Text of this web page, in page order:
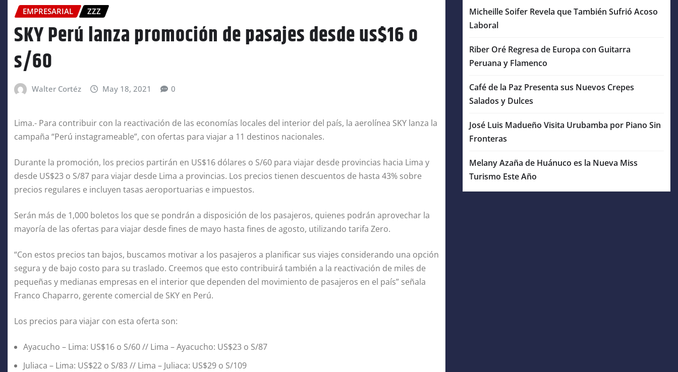
EMPRESARIAL ZZZ
SKY Perú lanza promoción de pasajes desde us$16 o
s/60
Walter Cortéz May 18, 2021 0
Lima.- Para contribuir con la reactivación de las economías locales del interior del país, la aerolínea SKY lanza la
campaña “Perú instagrameable”, con ofertas para viajar a 11 destinos nacionales.
Durante la promoción, los precios partirán en US$16 dólares o S/60 para viajar desde provincias hacia Lima y
desde US$23 o S/87 para viajar desde Lima a provincias. Los precios tienen descuentos de hasta 43% sobre
precios regulares e incluyen tasas aeroportuarias e impuestos.
Serán más de 1,000 boletos los que se pondrán a disposición de los pasajeros, quienes podrán aprovechar la
mayoría de las ofertas para viajar desde fines de mayo hasta fines de agosto, utilizando tarifa Zero.
“Con estos precios tan bajos, buscamos motivar a los pasajeros a planificar sus viajes considerando una opción
segura y de bajo costo para su traslado. Creemos que esto contribuirá también a la reactivación de miles de
pequeñas y medianas empresas en el interior que dependen del movimiento de pasajeros en el país” señala
Franco Chaparro, gerente comercial de SKY en Perú.
Los precios para viajar con esta oferta son:
Ayacucho – Lima: US$16 o S/60 // Lima – Ayacucho: US$23 o S/87
Juliaca – Lima: US$22 o S/83 // Lima – Juliaca: US$29 o S/109
Micheille Soifer Revela que También Sufrió Acoso
Laboral
Riber Oré Regresa de Europa con Guitarra
Peruana y Flamenco
Café de la Paz Presenta sus Nuevos Crepes
Salados y Dulces
José Luis Madueño Visita Urubamba por Piano Sin
Fronteras
Melany Azaña de Huánuco es la Nueva Miss
Turismo Este Año